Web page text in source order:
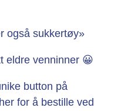
også sukkertøy»
eldre venninner 😀
button på
for å bestille ved